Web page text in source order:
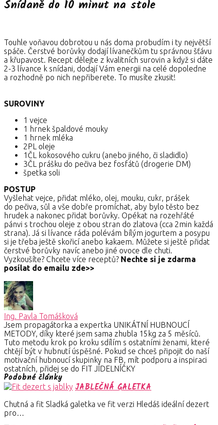
Snídaně do 10 minut na stole
Touhle voňavou dobrotou u nás doma probudím i ty největší
spáče. Čerstvé borůvky dodají lívanečkům tu správnou šťávu
a křupavost. Recept dělejte z kvalitních surovin a když si dáte
2-3 lívance k snídani, dodají Vám energii na celé dopoledne
a rozhodně po nich nepřiberete. To musíte zkusit!
SUROVINY
1 vejce
1 hrnek špaldové mouky
1 hrnek mléka
2PL oleje
1ČL kokosového cukru (anebo jiného, či sladidlo)
3ČL prášku do pečiva bez fosfátů (drogerie DM)
špetka soli
POSTUP
Vyšlehat vejce, přidat mléko, olej, mouku, cukr, prášek
do pečiva, sůl a vše dobře promíchat, aby bylo těsto bez
hrudek a nakonec přidat borůvky. Opékat na rozehřáté
pánvi s trochou oleje z obou stran do zlatova (cca 2min každá
strana). Já si lívance ráda polévám bílým jogurtem a posypu
si je třeba ještě skořicí anebo kakaem. Můžete si ještě přidat
čerstvé borůvky navíc anebo jiné ovoce dle chuti.
️Vyzkoušíte? Chcete více receptů? Nechte si je zdarma
posílat do emailu zde>>
Ing. Pavla Tomášková
Jsem propagátorka a expertka UNIKÁTNÍ HUBNOUCÍ
METODY, díky které jsem sama zhubla 15kg za 5 měsíců.
Tuto metodu krok po kroku sdílím s ostatními ženami, které
chtějí být v hubnutí úspěšné. Pokud se chceš připojit do naší
motivační hubnoucí skupinky na FB, mít podporu a inspiraci
ostatních, přidej se do FIT JÍDELNÍČKY
Podobné články
JABLEČNÁ GALETKA
Chutná a fit Sladká galetka ve fit verzi Hledáš ideální dezert
pro…